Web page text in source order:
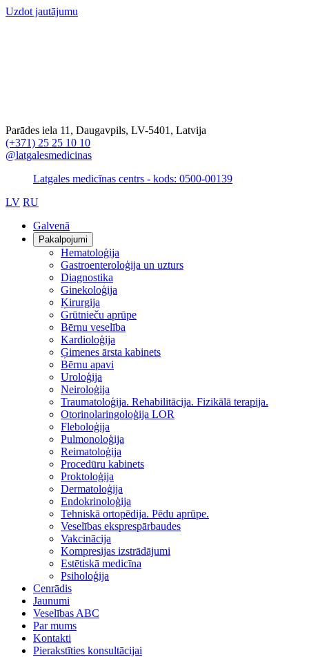
Uzdot jautājumu
Parādes iela 11, Daugavpils, LV-5401, Latvija
(+371) 25 25 10 10
@latgalesmedicinas
Latgales medicīnas centrs - kods: 0500-00139
LV RU
Galvenā
Pakalpojumi
Hematoloģija
Gastroenteroloģija un uzturs
Diagnostika
Ginekoloģija
Ķirurgija
Grūtnieču aprūpe
Bērnu veselība
Kardioloģija
Ģimenes ārsta kabinets
Bērnu apavi
Uroloģija
Neiroloģija
Traumatoloģija. Rehabilitācija. Fizikālā terapija.
Otorinolaringoloģija LOR
Fleboloģija
Pulmonoloģija
Reimatoloģija
Procedūru kabinets
Proktoloģija
Dermatoloģija
Endokrinoloģija
Tehniskā ortopēdija. Pēdu aprūpe.
Veselības eksprespārbaudes
Vakcinācija
Kompresijas izstrādājumi
Estētiskā medicīna
Psiholoģija
Cenrādis
Jaunumi
Veselības ABC
Par mums
Kontakti
Pierakstīties konsultācijai